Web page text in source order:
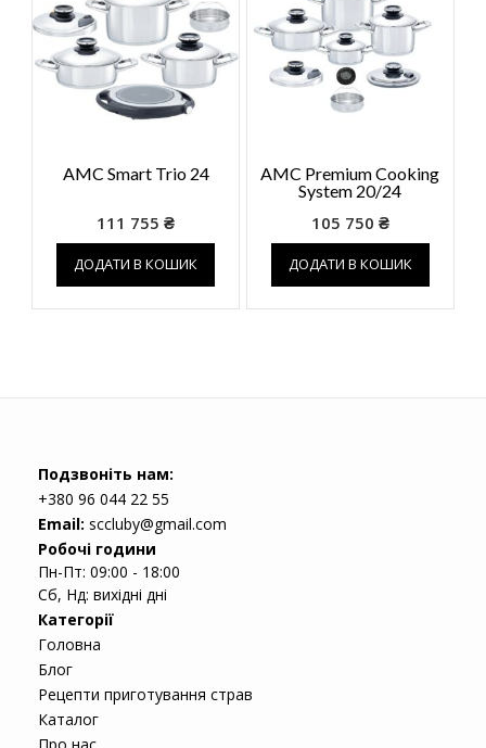
AMC Smart Trio 24
111 755₴
ДОДАТИ В КОШИК
AMC Premium Cooking
System 20/24
105 750 ₴
ДОДАТИ В КОШИК
Подзвоніть нам:
+380 96 044 22 55
Email: sccluby@gmail.com
Робочі години
Пн-Пт: 09:00 - 18:00
Сб, Нд: вихідні дні
Категорії
Головна
Блог
Рецепти приготування страв
Каталог